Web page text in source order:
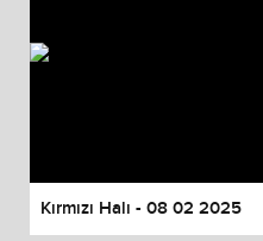
Kırmızı Halı - 08 02 2025